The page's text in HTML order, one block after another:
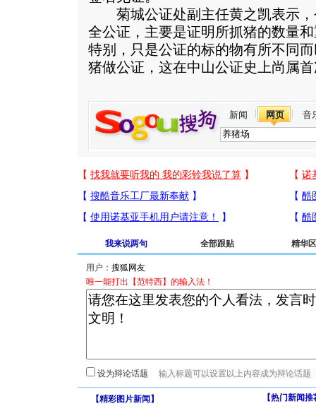
菊城公证处副主任黄之凯表示，
全公证，主要是证明所抓猪的数量
特别，只是公证的标的物有所不同
猪做公证，这在中山公证史上尚属
新闻 网页 音
我来说两句 全部跟贴 精华区
用户：
唯一能打出【范特西】的输入法！
设为辩论话题
【精彩图片新闻 】 【热门新闻